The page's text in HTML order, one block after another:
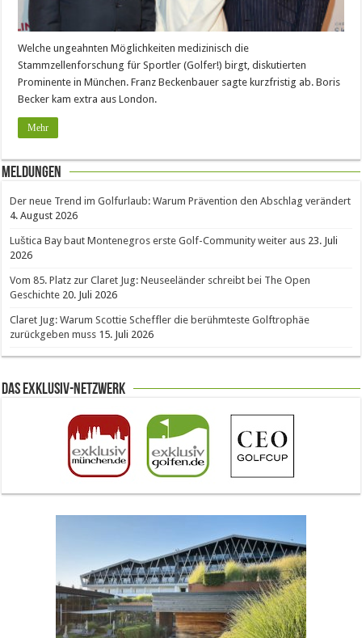
Welche ungeahnten Möglichkeiten medizinisch die
Stammzellenforschung für Sportler (Golfer!) birgt, diskutierten
Prominente in München. Franz Beckenbauer sagte kurzfristig ab. Boris
Becker kam extra aus London.
Mehr
Meldungen
Der neue Trend im Golfurlaub: Warum Prävention den Abschlag verändert
4. August 2026
Luštica Bay baut Montenegros erste Golf-Community weiter aus 23. Juli
2026
Vom 85. Platz zur Claret Jug: Neuseeländer schreibt bei The Open
Geschichte 20. Juli 2026
Claret Jug: Warum Scottie Scheffler die berühmteste Golftrophäe
zurückgeben muss 15. Juli 2026
Das Exklusiv-Netzwerk